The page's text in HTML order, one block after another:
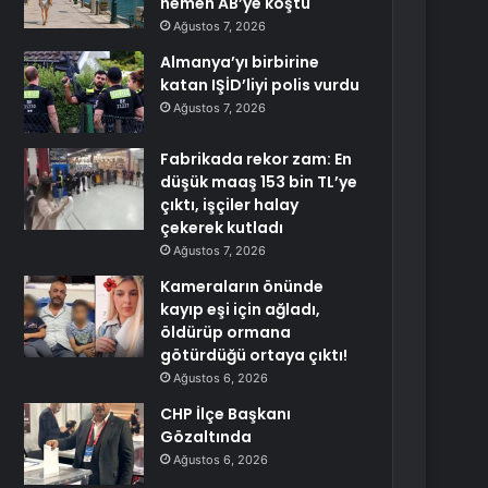
Ağustos 7, 2026
Almanya’yı birbirine
katan IŞİD’liyi polis vurdu
Ağustos 7, 2026
Fabrikada rekor zam: En
düşük maaş 153 bin TL’ye
çıktı, işçiler halay
çekerek kutladı
Ağustos 7, 2026
Kameraların önünde
kayıp eşi için ağladı,
öldürüp ormana
götürdüğü ortaya çıktı!
Ağustos 6, 2026
CHP İlçe Başkanı
Gözaltında
Ağustos 6, 2026